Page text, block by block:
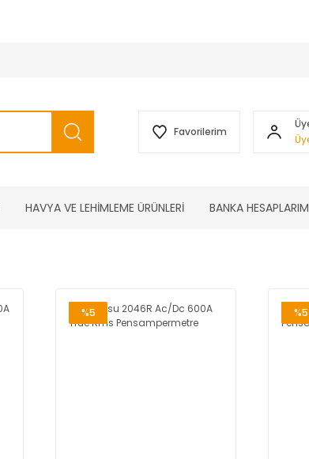
Favorilerim
HAVYA VE LEHİMLEME ÜRÜNLERİ BANKA
%5 %5